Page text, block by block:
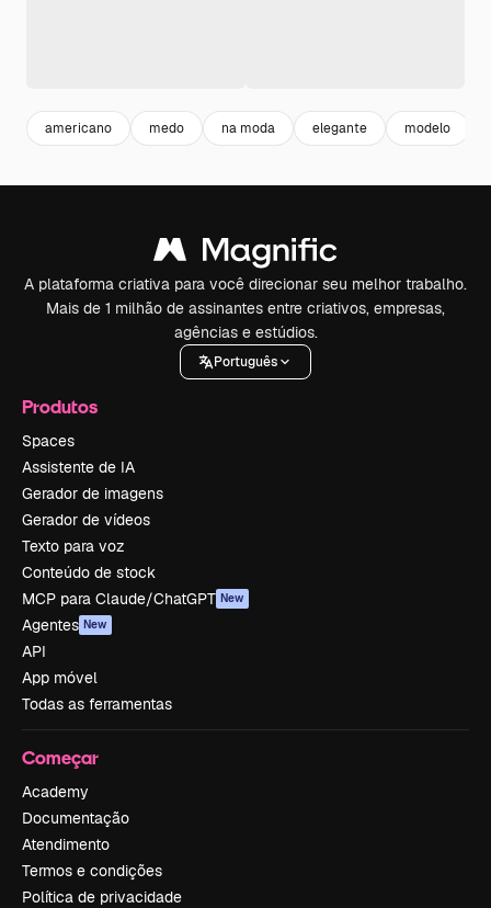
americano medo na moda elegante modelo
A plataforma criativa para você direcionar seu melhor trabalho.
Mais de 1 milhão de assinantes entre criativos, empresas,
agências e estúdios.
Português
Produtos
Spaces
Assistente de IA
Gerador de imagens
Gerador de vídeos
Texto para voz
Conteúdo de stock
MCP para Claude/ChatGPT New
Agentes New
API
App móvel
Todas as ferramentas
Começar
Academy
Documentação
Atendimento
Termos e condições
Política de privacidade